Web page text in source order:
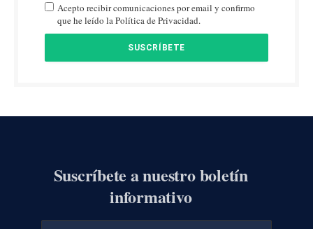
Acepto recibir comunicaciones por email y confirmo
que he leído la Política de Privacidad.
Suscríbete a nuestro boletín
informativo